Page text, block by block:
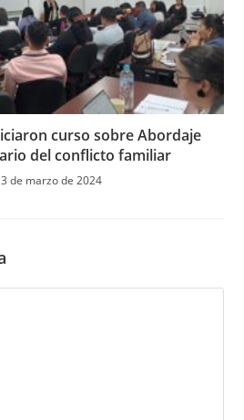
curso sobre Abordaje
del conflicto familiar
de marzo de 2024